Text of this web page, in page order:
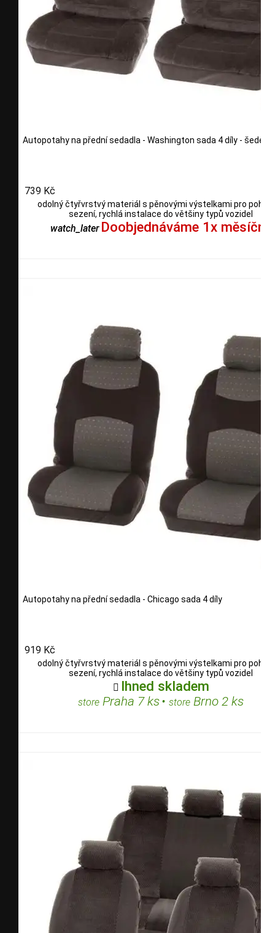
Autopotahy na přední sedadla - Washington sada 4 díly - šedé
739 Kč
odolný čtyřvrstvý materiál s pěnovými výstelkami pro
sezení, rychlá instalace do většiny typů vozidel
watch_later Doobjednáváme 1x měsíčně
Autopotahy na přední sedadla - Chicago sada 4 díly
919 Kč
odolný čtyřvrstvý materiál s pěnovými výstelkami pro
sezení, rychlá instalace do většiny typů vozidel
 Ihned skladem
store Praha 7 ks• store Brno 2 ks